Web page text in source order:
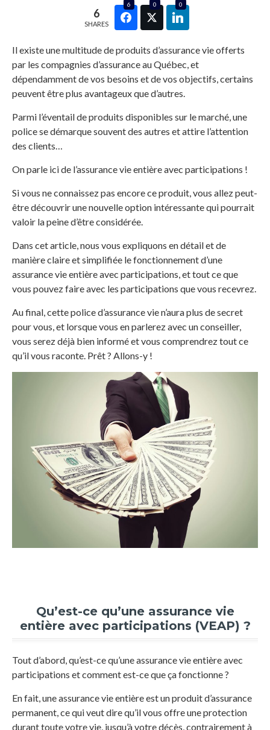
6
SHARES
6 0 0
Il existe une multitude de produits d’assurance vie offerts
par les compagnies d’assurance au Québec, et
dépendamment de vos besoins et de vos objectifs, certains
peuvent être plus avantageux que d’autres.
Parmi l’éventail de produits disponibles sur le marché, une
police se démarque souvent des autres et attire l’attention
des clients…
On parle ici de l’assurance vie entière avec participations !
Si vous ne connaissez pas encore ce produit, vous allez peut-
être découvrir une nouvelle option intéressante qui pourrait
valoir la peine d’être considérée.
Dans cet article, nous vous expliquons en détail et de
manière claire et simplifiée le fonctionnement d’une
assurance vie entière avec participations, et tout ce que
vous pouvez faire avec les participations que vous recevrez.
Au final, cette police d’assurance vie n’aura plus de secret
pour vous, et lorsque vous en parlerez avec un conseiller,
vous serez déjà bien informé et vous comprendrez tout ce
qu’il vous raconte. Prêt ? Allons-y !
Qu’est-ce qu’une assurance vie
entière avec participations (VEAP) ?
Tout d’abord, qu’est-ce qu’une assurance vie entière avec
participations et comment est-ce que ça fonctionne ?
En fait, une assurance vie entière est un produit d’assurance
permanent, ce qui veut dire qu’il vous offre une protection
durant toute votre vie, jusqu’à votre décès, contrairement à